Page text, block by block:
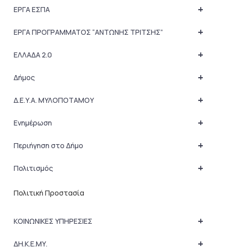
+
ΕΡΓΑ ΕΣΠΑ
+
ΕΡΓΑ ΠΡΟΓΡΑΜΜΑΤΟΣ “ΑΝΤΩΝΗΣ ΤΡΙΤΣΗΣ”
+
ΕΛΛΑΔΑ 2.0
+
Δήμος
+
Δ.Ε.Υ.Α. ΜΥΛΟΠΟΤΑΜΟΥ
+
Ενημέρωση
+
Περιήγηση στο Δήμο
+
Πολιτισμός
Πολιτική Προστασία
+
ΚΟΙΝΩΝΙΚΕΣ ΥΠΗΡΕΣΙΕΣ
+
ΔΗ.Κ.Ε.ΜΥ.